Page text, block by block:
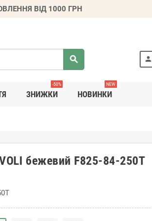
ВІД 1000 ГРН
search person
ЗНИЖКИ
-50%
НОВИНКИ
NEW
бежевий F825-84-250T